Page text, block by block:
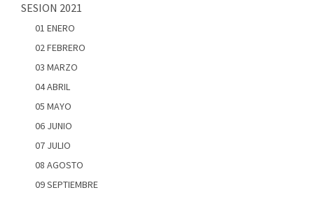
SESION 2021
01 ENERO
02 FEBRERO
03 MARZO
04 ABRIL
05 MAYO
06 JUNIO
07 JULIO
08 AGOSTO
09 SEPTIEMBRE